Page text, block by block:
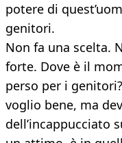
potere di
genitori.
Non fa una scelta.
forte. Dove è il
perso per i
voglio bene, ma
dell’incappucciato